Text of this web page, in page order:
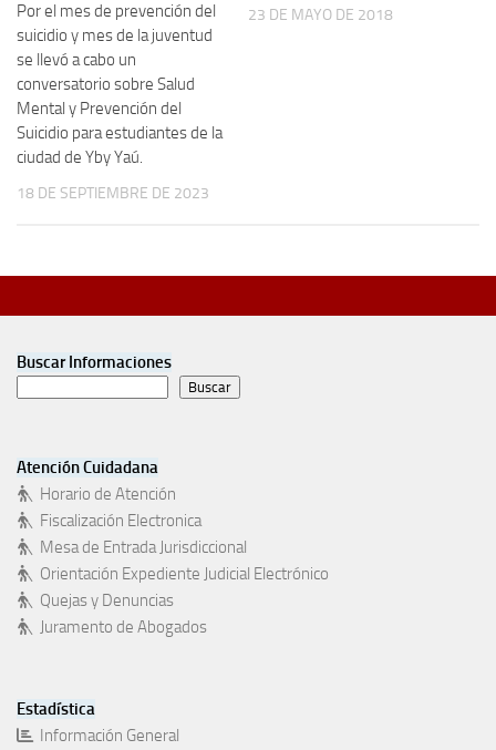
Por el mes de prevención del
suicidio y mes de la juventud
se llevó a cabo un
conversatorio sobre Salud
Mental y Prevención del
Suicidio para estudiantes de la
ciudad de Yby Yaú.
18 DE SEPTIEMBRE DE 2023
23 DE MAYO DE 2018
Buscar Informaciones
Buscar
Atención Cuidadana
Horario de Atención
Fiscalización Electronica
Mesa de Entrada Jurisdiccional
Orientación Expediente Judicial Electrónico
Quejas y Denuncias
Juramento de Abogados
Estadística
Información General